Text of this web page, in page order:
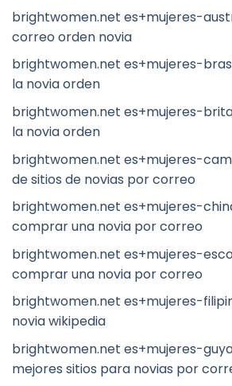
brightwomen.net es+mujeres-
correo orden novia
brightwomen.net es+mujeres-
la novia orden
brightwomen.net es+mujeres-
la novia orden
brightwomen.net es+mujeres-
de sitios de novias por correo
brightwomen.net es+mujeres-
comprar una novia por correo
brightwomen.net es+mujeres-
comprar una novia por correo
brightwomen.net es+mujeres-
novia wikipedia
brightwomen.net es+mujeres-
mejores sitios para novias por